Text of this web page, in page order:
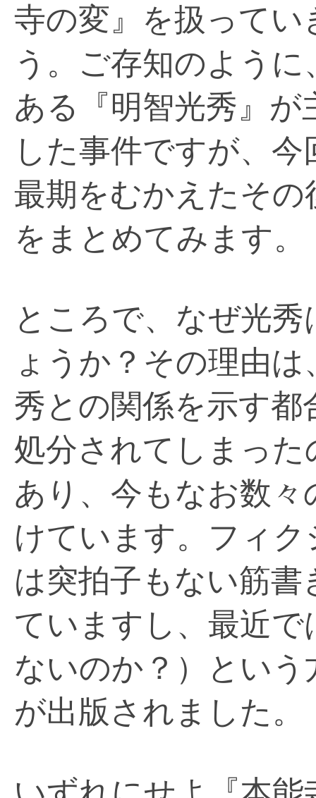
寺の変』を扱ってい
う。ご存知のように
ある『明智光秀』が
した事件ですが、
最期をむかえたそ
をまとめてみます。
ところで、なぜ光
ょうか？その理由
秀との関係を示す
処分されてしまっ
あり、今もなお数
けています。フィ
は突拍子もない筋
ていますし、最近
ないのか？）とい
が出版されました。